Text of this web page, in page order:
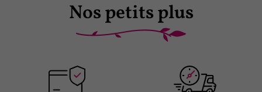
Nos petits plus